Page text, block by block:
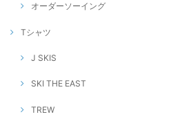
オーダーソーイング
Tシャツ
J SKIS
SKI THE EAST
TREW